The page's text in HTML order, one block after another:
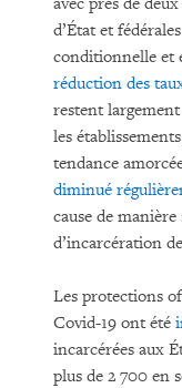
d’État et
conditionnelle et
réduction des
restent
les
tendance
diminué
cause de
d’incarcération
Les protections
Covid-19 ont été
incarcérées aux
plus de 2 700 en